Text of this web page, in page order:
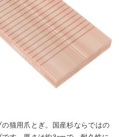
猫用爪とぎ。国産杉ならではの